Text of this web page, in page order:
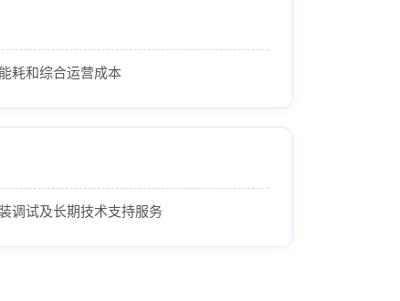
耗和综合运营成本
调试及长期技术支持服务